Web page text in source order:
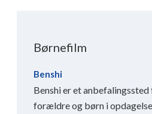
Børnefilm
Benshi
Benshi er et
forældre og børn i